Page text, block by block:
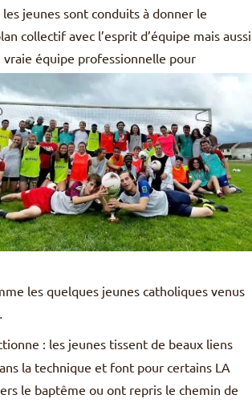
jeunes sont conduits à donner le
collectif avec l’esprit d’équipe mais aussi
vraie équipe professionnelle pour
les quelques jeunes catholiques venus
: les jeunes tissent de beaux liens
la technique et font pour certains LA
le baptême ou ont repris le chemin de